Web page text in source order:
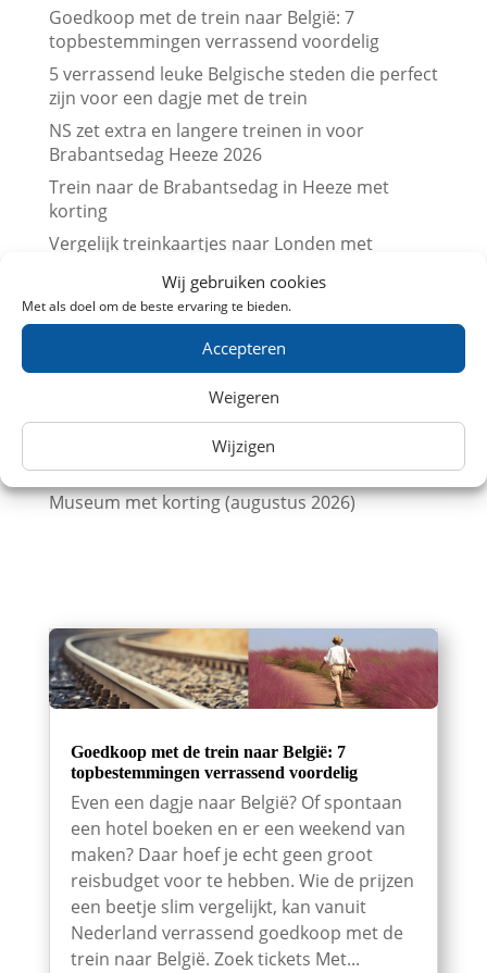
Wij gebruiken cookies
Met als doel om de beste ervaring te bieden.
Accepteren
Weigeren
Wijzigen
Goedkoop met de trein naar België: 7
topbestemmingen verrassend voordelig
5 verrassend leuke Belgische steden die perfect
zijn voor een dagje met de trein
NS zet extra en langere treinen in voor
Brabantsedag Heeze 2026
Trein naar de Brabantsedag in Heeze met
korting
Vergelijk treinkaartjes naar Londen met
Vergelijk treinkaartjes naar Parijs met
prijskalenders
Treinkaartjes bij NS International met korting
(augustus 2026)
Beurs en trein met korting (augustus 2026)
Leuk dagje uit met kinderen? Trein
aanbiedingen in Augustus 2026
Museum met korting (augustus 2026)
Goedkoop met de trein naar België: 7
topbestemmingen verrassend voordelig
Even een dagje naar België? Of spontaan
een hotel boeken en er een weekend van
maken? Daar hoef je echt geen groot
reisbudget voor te hebben. Wie de prijzen
een beetje slim vergelijkt, kan vanuit
Nederland verrassend goedkoop met de
trein naar België. Zoek tickets Met...